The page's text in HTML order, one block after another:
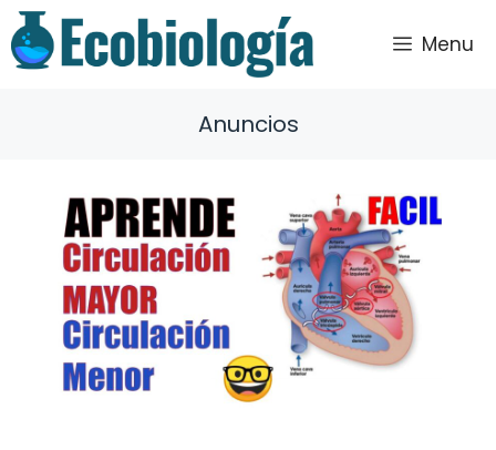
Saltar
al
contenido
Menu
Anuncios